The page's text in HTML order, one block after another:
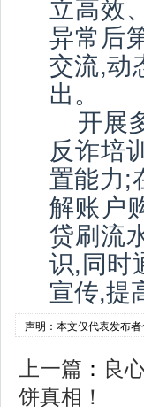
立高效
异常后
交流,动
出。
开展
反诈培
置能力;
解账户
贷刷流
识,同时
宣传,提
声明：本文仅代表发布
上一篇 ： 良
饼真相！